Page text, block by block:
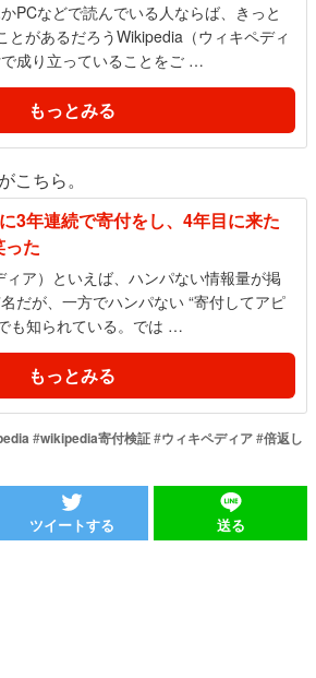
PCなどで読んでいる人ならば、きっと
とがあるだろうWikipedia（ウィキペディ
成り立っていることをご …
もっとみる
ちら。
3年連続で寄付をし、4年目に来た
た
ア）といえば、ハンパない情報量が掲
だが、一方でハンパない “寄付してアピ
も知られている。では …
もっとみる
#wikipedia寄付検証#ウィキペディア#倍返し
ツイートする 送る